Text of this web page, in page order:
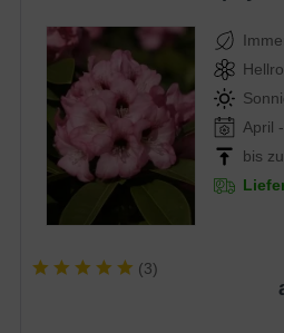
April
bis
(3)